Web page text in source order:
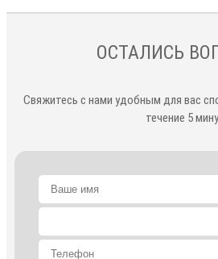
ОСТАЛИСЬ
Свяжитесь с нами удобным для вас
течение 5